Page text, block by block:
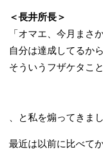
＜長井所長＞
「オマエ、今月まさ
自分は達成してるか
そういうフザケタこ
、と私を煽ってきまし
最近は以前に比べて